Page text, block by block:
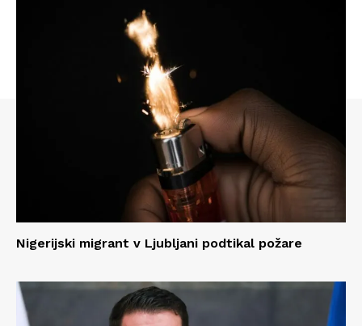
Nigerijski migrant v Ljubljani podtikal požare